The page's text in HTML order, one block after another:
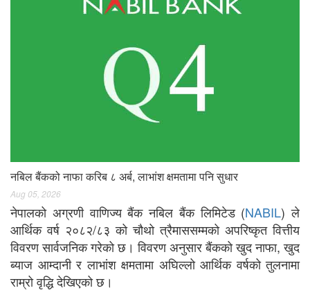
नबिल बैंकको नाफा करिब ८ अर्ब, लाभांश क्षमतामा पनि सुधार
Aug 05, 2026
नेपालको अग्रणी वाणिज्य बैंक नबिल बैंक लिमिटेड (NABIL) ले
आर्थिक वर्ष २०८२/८३ को चौथो त्रैमाससम्मको अपरिष्कृत वित्तीय
विवरण सार्वजनिक गरेको छ। विवरण अनुसार बैंकको खुद नाफा, खुद
ब्याज आम्दानी र लाभांश क्षमतामा अघिल्लो आर्थिक वर्षको तुलनामा
राम्रो वृद्धि देखिएको छ।